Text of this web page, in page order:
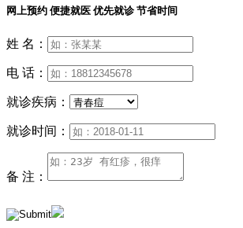
网上预约 便捷就医 优先就诊 节省时间
姓 名：
电 话：
就诊疾病：
就诊时间：
备 注：